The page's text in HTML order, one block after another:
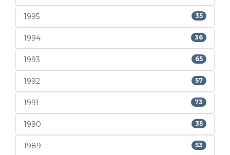
1995 35
1994 36
1993 65
1992 57
1991 73
1990 35
1989 53